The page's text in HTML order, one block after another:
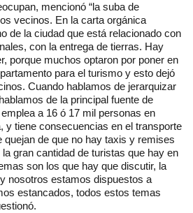
mencionó “la suba de
vecinos. En la carta orgánica
de la ciudad que está relacionado con
con la entrega de tierras. Hay
porque muchos optaron por poner en
para el turismo y esto dejó
Cuando hablamos de jerarquizar
de la principal fuente de
a 16 ó 17 mil personas en
y tiene consecuencias en el transporte
de que no hay taxis y remises
gran cantidad de turistas que hay en
son los que hay que discutir, la
nosotros estamos dispuestos a
estancados, todos estos temas